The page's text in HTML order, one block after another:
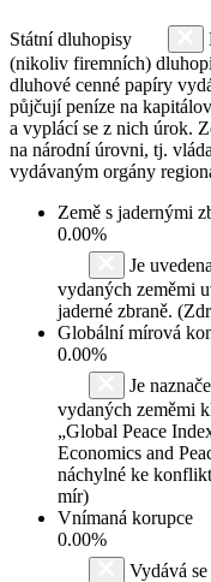
Státní dluhopisy
(nikoliv firemních)
dluhové cenné papíry
půjčují peníze na
a vyplácí se z nich úrok.
na národní úrovni, tj.
vydávaným orgány
Země s jadernými
0.00%
Je
vydaných zeměmi
jaderné zbraně.
Globální mírová
0.00%
Je
vydaných zeměmi
„Global Peace
Economics and
náchylné ke
mír)
Vnímaná korupce
0.00%
Vydává